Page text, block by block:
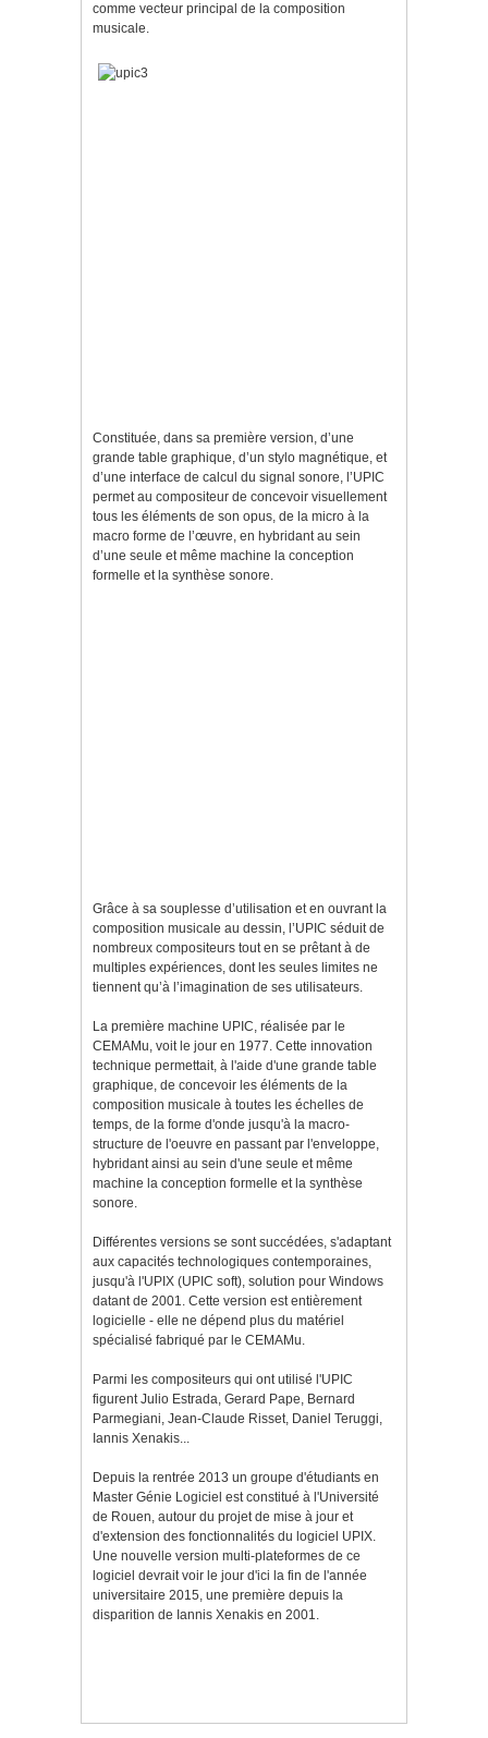
comme vecteur principal de la composition
musicale.
Constituée, dans sa première version, d’une
grande table graphique, d’un stylo magnétique, et
d’une interface de calcul du signal sonore, l’UPIC
permet au compositeur de concevoir visuellement
tous les éléments de son opus, de la micro à la
macro forme de l’œuvre, en hybridant au sein
d’une seule et même machine la conception
formelle et la synthèse sonore.
Grâce à sa souplesse d’utilisation et en ouvrant la
composition musicale au dessin, l’UPIC séduit de
nombreux compositeurs tout en se prêtant à de
multiples expériences, dont les seules limites ne
tiennent qu’à l’imagination de ses utilisateurs.
La première machine UPIC, réalisée par le
CEMAMu, voit le jour en 1977. Cette innovation
technique permettait, à l'aide d'une grande table
graphique, de concevoir les éléments de la
composition musicale à toutes les échelles de
temps, de la forme d'onde jusqu'à la macro-
structure de l'oeuvre en passant par l'enveloppe,
hybridant ainsi au sein d'une seule et même
machine la conception formelle et la synthèse
sonore.
Différentes versions se sont succédées, s'adaptant
aux capacités technologiques contemporaines,
jusqu'à l'UPIX (UPIC soft), solution pour Windows
datant de 2001. Cette version est entièrement
logicielle - elle ne dépend plus du matériel
spécialisé fabriqué par le CEMAMu.
Parmi les compositeurs qui ont utilisé l'UPIC
figurent Julio Estrada, Gerard Pape, Bernard
Parmegiani, Jean-Claude Risset, Daniel Teruggi,
Iannis Xenakis...
Depuis la rentrée 2013 un groupe d'étudiants en
Master Génie Logiciel est constitué à l'Université
de Rouen, autour du projet de mise à jour et
d'extension des fonctionnalités du logiciel UPIX.
Une nouvelle version multi-plateformes de ce
logiciel devrait voir le jour d'ici la fin de l'année
universitaire 2015, une première depuis la
disparition de Iannis Xenakis en 2001.